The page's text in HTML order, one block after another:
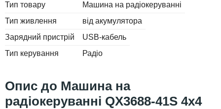
Тип товару
Машина на радіокеруванні
Тип живлення
від акумулятора
Зарядний пристрій
USB-кабель
Тип керування
Радіо
Машина на
радіокеруванні QX3688-41S 4х4